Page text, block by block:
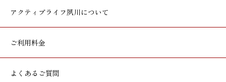
アクティブライフ夙川について
ご利用料金
よくあるご質問